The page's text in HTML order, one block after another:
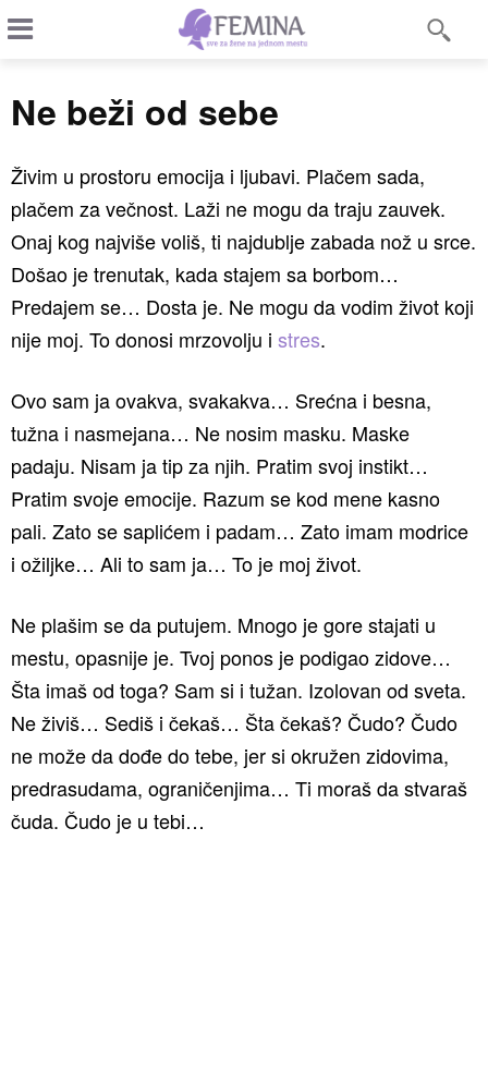
Ne beži od sebe
Živim u prostoru emocija i ljubavi. Plačem sada,
plačem za večnost. Laži ne mogu da traju zauvek.
Onaj kog najviše voliš, ti najdublje zabada nož u srce.
Došao je trenutak, kada stajem sa borbom…
Predajem se… Dosta je. Ne mogu da vodim život koji
nije moj. To donosi mrzovolju i stres.
Ovo sam ja ovakva, svakakva… Srećna i besna,
tužna i nasmejana… Ne nosim masku. Maske
padaju. Nisam ja tip za njih. Pratim svoj instikt…
Pratim svoje emocije. Razum se kod mene kasno
pali. Zato se saplićem i padam… Zato imam modrice
i ožiljke… Ali to sam ja… To je moj život.
Ne plašim se da putujem. Mnogo je gore stajati u
mestu, opasnije je. Tvoj ponos je podigao zidove…
Šta imaš od toga? Sam si i tužan. Izolovan od sveta.
Ne živiš… Sediš i čekaš… Šta čekaš? Čudo? Čudo
ne može da dođe do tebe, jer si okružen zidovima,
predrasudama, ograničenjima… Ti moraš da stvaraš
čuda. Čudo je u tebi…